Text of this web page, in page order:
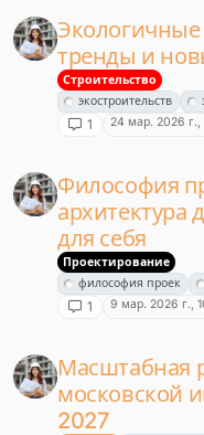
тренды и
Строительство
экостроительств
1 24 мар. 2026 г.,
Философия
архитектура
для себя
Проектирование
философия проек
1 9 мар. 2026 г.,
Масштабная
московской
2027